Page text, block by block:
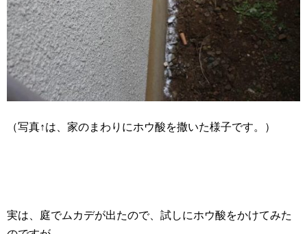
（写真↑は、家のまわりにホウ酸を撒いた様子です。）
実は、庭でムカデが出たので、試しにホウ酸をかけてみた